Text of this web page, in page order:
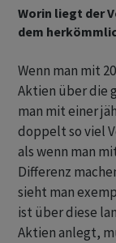
Worin liegt der
dem
Wenn man mit
Aktien über die
man mit einer
doppelt so viel
als wenn man
Differenz
sieht man
ist über diese
Aktien anlegt,